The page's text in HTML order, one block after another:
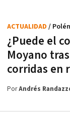
¿Puede el
Moyano
corridas en
ACTUALIDAD /
PorAndrés